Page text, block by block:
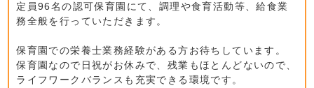
定員96名の認可保育園にて、調理や食育活動等、給食業
務全般を行っていただきます。
保育園での栄養士業務経験がある方お待ちしています。
保育園なので日祝がお休みで、残業もほとんどないので、
ライフワークバランスも充実できる環境です。